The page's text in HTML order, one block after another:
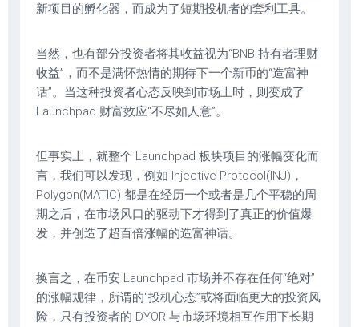
新项目的孵化器，而成为了短期投机者的套利工具。
当然，也有部分投资者将其收益视为“BNB 持有者理财
收益”，而不是满怀热情的期待下一个新币的“造富神
话”。当这种投资者心态反映到市场上时，则变成了
Launchpad 财富效应“不尽如人意”。
但事实上，就整个 Launchpad 板块项目的涨幅变化而
言，我们可以发现，例如 Injective Protocol(INJ)，
Polygon(MATIC) 都是在经历一个或者是几个平稳的周
期之后，在市场风口的驱动下才得到了真正的价值爆
发，并创造了超百倍涨幅的造富神话。
换言之，在币安 Launchpad 市场并不存在任何“绝对”
的涨幅规律，所谓的“投机心态”或将面临更大的投资风
险，只有投资者的 DYOR 与市场环境相互作用下长期